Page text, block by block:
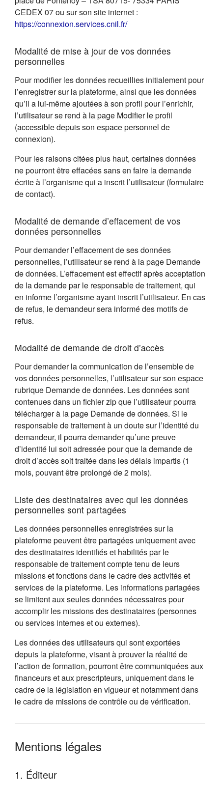
CEDEX 07 ou sur son site internet :
https://connexion.services.cnil.fr/(s'ouvre dans un nouvel
Modalité de mise à jour de vos données
personnelles
Pour modifier les données recueillies initialement pour
l’enregistrer sur la plateforme, ainsi que les données
qu’il a lui-même ajoutées à son profil pour l’enrichir,
l’utilisateur se rend à la page Modifier le profil
(accessible depuis son espace personnel de
connexion).
Pour les raisons citées plus haut, certaines données
ne pourront être effacées sans en faire la demande
écrite à l’organisme qui a inscrit l’utilisateur (formulaire
de contact).
Modalité de demande d’effacement de vos
données personnelles
Pour demander l’effacement de ses données
personnelles, l’utilisateur se rend à la page Demande
de données. L’effacement est effectif après acceptation
de la demande par le responsable de traitement, qui
en informe l’organisme ayant inscrit l’utilisateur. En cas
de refus, le demandeur sera informé des motifs de
refus.
Modalité de demande de droit d’accès
Pour demander la communication de l’ensemble de
vos données personnelles, l’utilisateur sur son espace
rubrique Demande de données. Les données sont
contenues dans un fichier zip que l’utilisateur pourra
télécharger à la page Demande de données. Si le
responsable de traitement à un doute sur l’identité du
demandeur, il pourra demander qu’une preuve
d’identité lui soit adressée pour que la demande de
droit d’accès soit traitée dans les délais impartis (1
mois, pouvant être prolongé de 2 mois).
Liste des destinataires avec qui les données
personnelles sont partagées
Les données personnelles enregistrées sur la
plateforme peuvent être partagées uniquement avec
des destinataires identifiés et habilités par le
responsable de traitement compte tenu de leurs
missions et fonctions dans le cadre des activités et
services de la plateforme. Les informations partagées
se limitent aux seules données nécessaires pour
accomplir les missions des destinataires (personnes
ou services internes et ou externes).
Les données des utilisateurs qui sont exportées
depuis la plateforme, visant à prouver la réalité de
l’action de formation, pourront être communiquées aux
financeurs et aux prescripteurs, uniquement dans le
cadre de la législation en vigueur et notamment dans
le cadre de missions de contrôle ou de vérification.
Mentions légales
1. Éditeur